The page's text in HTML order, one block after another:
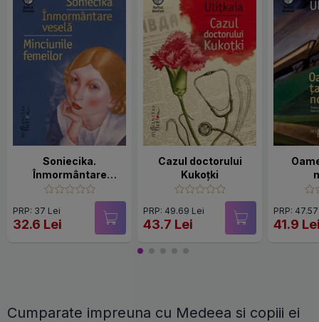
Soniecika.
Înmormântare
veselă. Minciunile
PRP: 37 Lei
32.6 Lei
Cazul doctorului
Kukoțki
PRP: 49.69 Lei
43.7 Lei
PRP:
41.9
Cumparate impreuna cu Medeea si copiii ei